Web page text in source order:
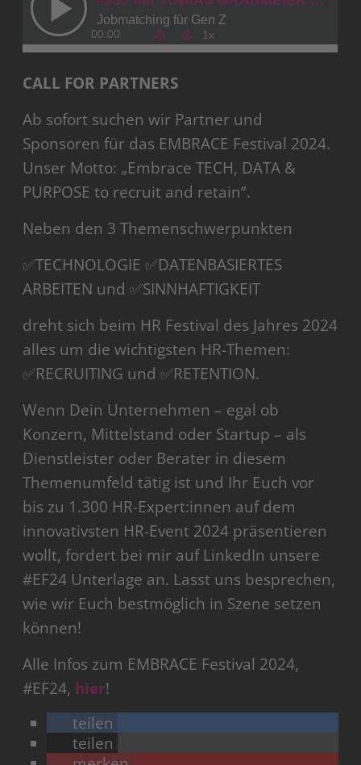
CALL FOR PARTNERS
Ab sofort suchen wir Partner und
Sponsoren für das EMBRACE Festival 2024.
Unser Motto: „Embrace TECH, DATA &
PURPOSE to recruit and retain”.
Neben den 3 Themenschwerpunkten
✅TECHNOLOGIE ✅DATENBASIERTES
ARBEITEN und ✅SINNHAFTIGKEIT
dreht sich beim HR Festival des Jahres 2024
alles um die wichtigsten HR-Themen:
✅RECRUITING und ✅RETENTION.
Wenn Dein Unternehmen – egal ob
Konzern, Mittelstand oder Startup – als
Dienstleister oder Berater in diesem
Themenumfeld tätig ist und Ihr Euch vor
bis zu 1.300 HR-Expert:innen auf dem
innovativsten HR-Event 2024 präsentieren
wollt, fordert bei mir auf LinkedIn unsere
#EF24 Unterlage an. Lasst uns besprechen,
wie wir Euch bestmöglich in Szene setzen
können!
Alle Infos zum EMBRACE Festival 2024,
#EF24, hier!
teilen
teilen